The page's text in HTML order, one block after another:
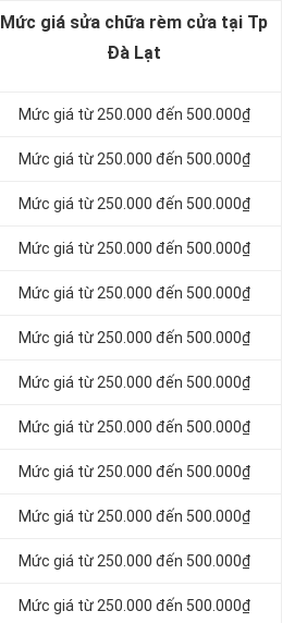
Mức giá sửa chữa rèm cửa tại Tp
Đà Lạt
Mức giá từ 250.000 đến 500.000₫
Mức giá từ 250.000 đến 500.000₫
Mức giá từ 250.000 đến 500.000₫
Mức giá từ 250.000 đến 500.000₫
Mức giá từ 250.000 đến 500.000₫
Mức giá từ 250.000 đến 500.000₫
Mức giá từ 250.000 đến 500.000₫
Mức giá từ 250.000 đến 500.000₫
Mức giá từ 250.000 đến 500.000₫
Mức giá từ 250.000 đến 500.000₫
Mức giá từ 250.000 đến 500.000₫
Mức giá từ 250.000 đến 500.000₫